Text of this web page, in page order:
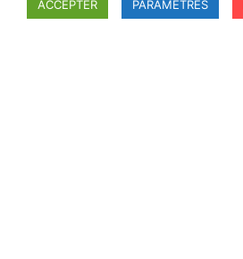
ACCEPTER PARAMETRES